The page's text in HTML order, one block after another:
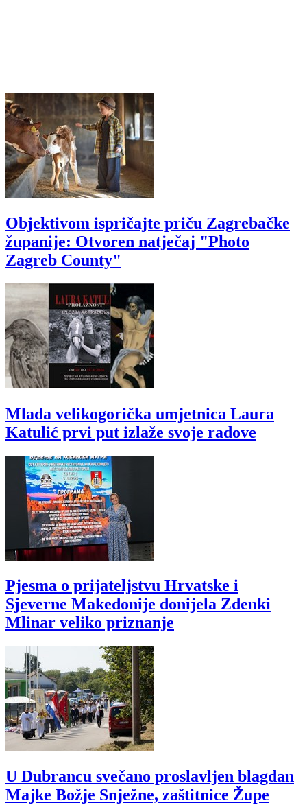
Objektivom ispričajte priču Zagrebačke
županije: Otvoren natječaj "Photo
Zagreb County"
Mlada velikogorička umjetnica Laura
Katulić prvi put izlaže svoje radove
Pjesma o prijateljstvu Hrvatske i
Sjeverne Makedonije donijela Zdenki
Mlinar veliko priznanje
U Dubrancu svečano proslavljen blagdan
Majke Božje Snježne, zaštitnice Župe